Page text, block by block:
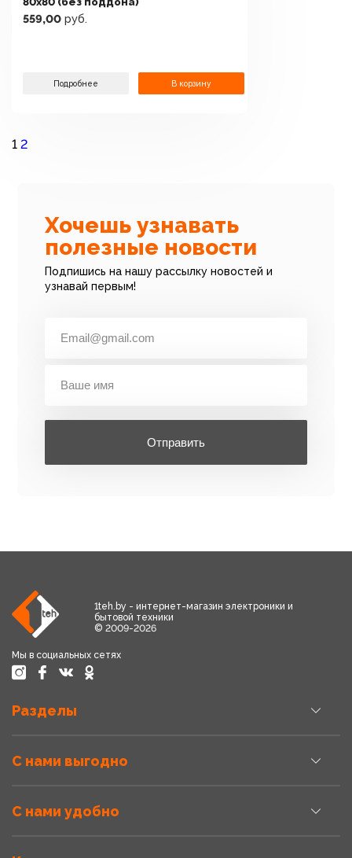
559,00 руб.
Подробнее В корзину
1 2
Хочешь узнавать
полезные новости
Подпишись на нашу рассылку новостей и
узнавай первым!
Отправить
1teh.by - интернет-магазин электроники и
бытовой техники
© 2009-2026
Мы в социальных сетях
Разделы
С нами выгодно
С нами удобно